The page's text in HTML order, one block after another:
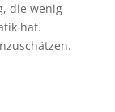
die wenig
hat.